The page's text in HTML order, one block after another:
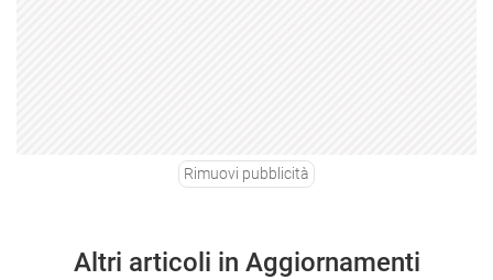
Rimuovi pubblicità
Altri articoli in Aggiornamenti